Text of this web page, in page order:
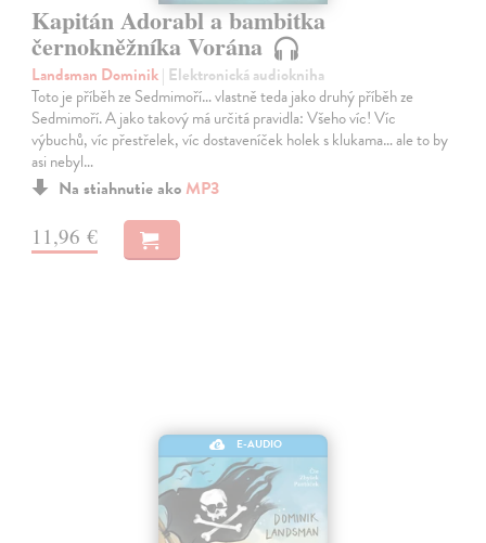
Kapitán Adorabl a bambitka
černokněžníka Vorána
Landsman Dominik| Elektronická audiokniha
Toto je příběh ze Sedmimoří… vlastně teda jako druhý příběh ze
Sedmimoří. A jako takový má určitá pravidla: Všeho víc! Víc
výbuchů, víc přestřelek, víc dostaveníček holek s klukama… ale to by
asi nebyl…
Na stiahnutie ako MP3
11,96 €
E-AUDIO